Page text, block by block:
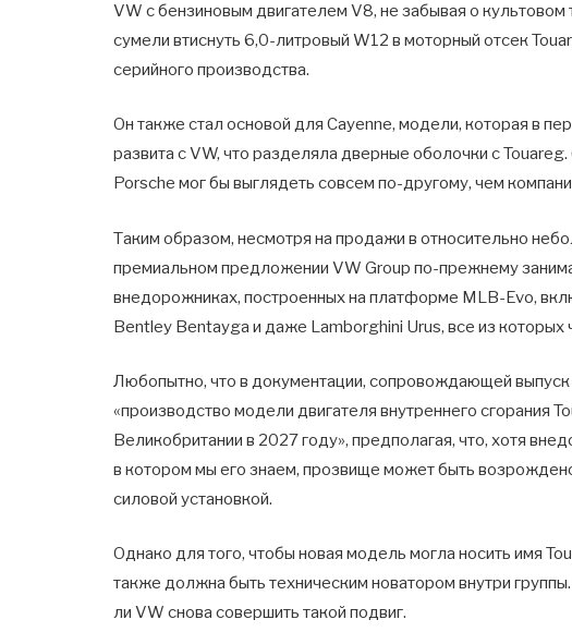
VW с бензиновым двигателем V8, не забывая о
сумели втиснуть 6,0-литровый W12 в моторный отсек
серийного производства.
Он также стал основой для Cayenne, модели, которая в
развита с VW, что разделяла дверные оболочки с
Porsche мог бы выглядеть совсем по-другому, чем
Таким образом, несмотря на продажи в относительно
премиальном предложении VW Group по-прежнему
внедорожниках, построенных на платформе MLB-Evo,
Bentley Bentayga и даже Lamborghini Urus, все из
Любопытно, что в документации, сопровождающей выпуск
«производство модели двигателя внутреннего сгорания
Великобритании в 2027 году», предполагая, что, хотя
в котором мы его знаем, прозвище может быть
силовой установкой.
Однако для того, чтобы новая модель могла носить имя
также должна быть техническим новатором внутри
ли VW снова совершить такой подвиг.